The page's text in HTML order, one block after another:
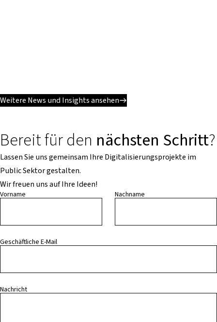
Weitere News und Insights ansehen
Bereit für den nächsten Schritt?
Lassen Sie uns gemeinsam Ihre Digitalisierungsprojekte im
Public Sektor gestalten.
Wir freuen uns auf Ihre Ideen!
Vorname Nachname
Geschäftliche E-Mail
Nachricht